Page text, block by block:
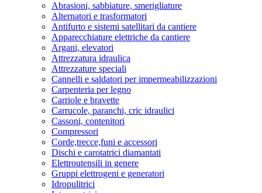
Abrasioni, sabbiature, smerigliature
Alternatori e trasformatori
Antifurto e sistemi satellitari da cantiere
Apparecchiature elettriche da cantiere
Argani, elevatori
Attrezzatura idraulica
Attrezzature speciali
Cannelli e saldatori per impermeabilizzazioni
Carpenteria per legno
Carriole e bravette
Carrucole, paranchi, cric idraulici
Cassoni, contenitori
Compressori
Corde,trecce,funi e accessori
Dischi e carotatrici diamantati
Elettroutensili in genere
Gruppi elettrogeni e generatori
Idropulitrici